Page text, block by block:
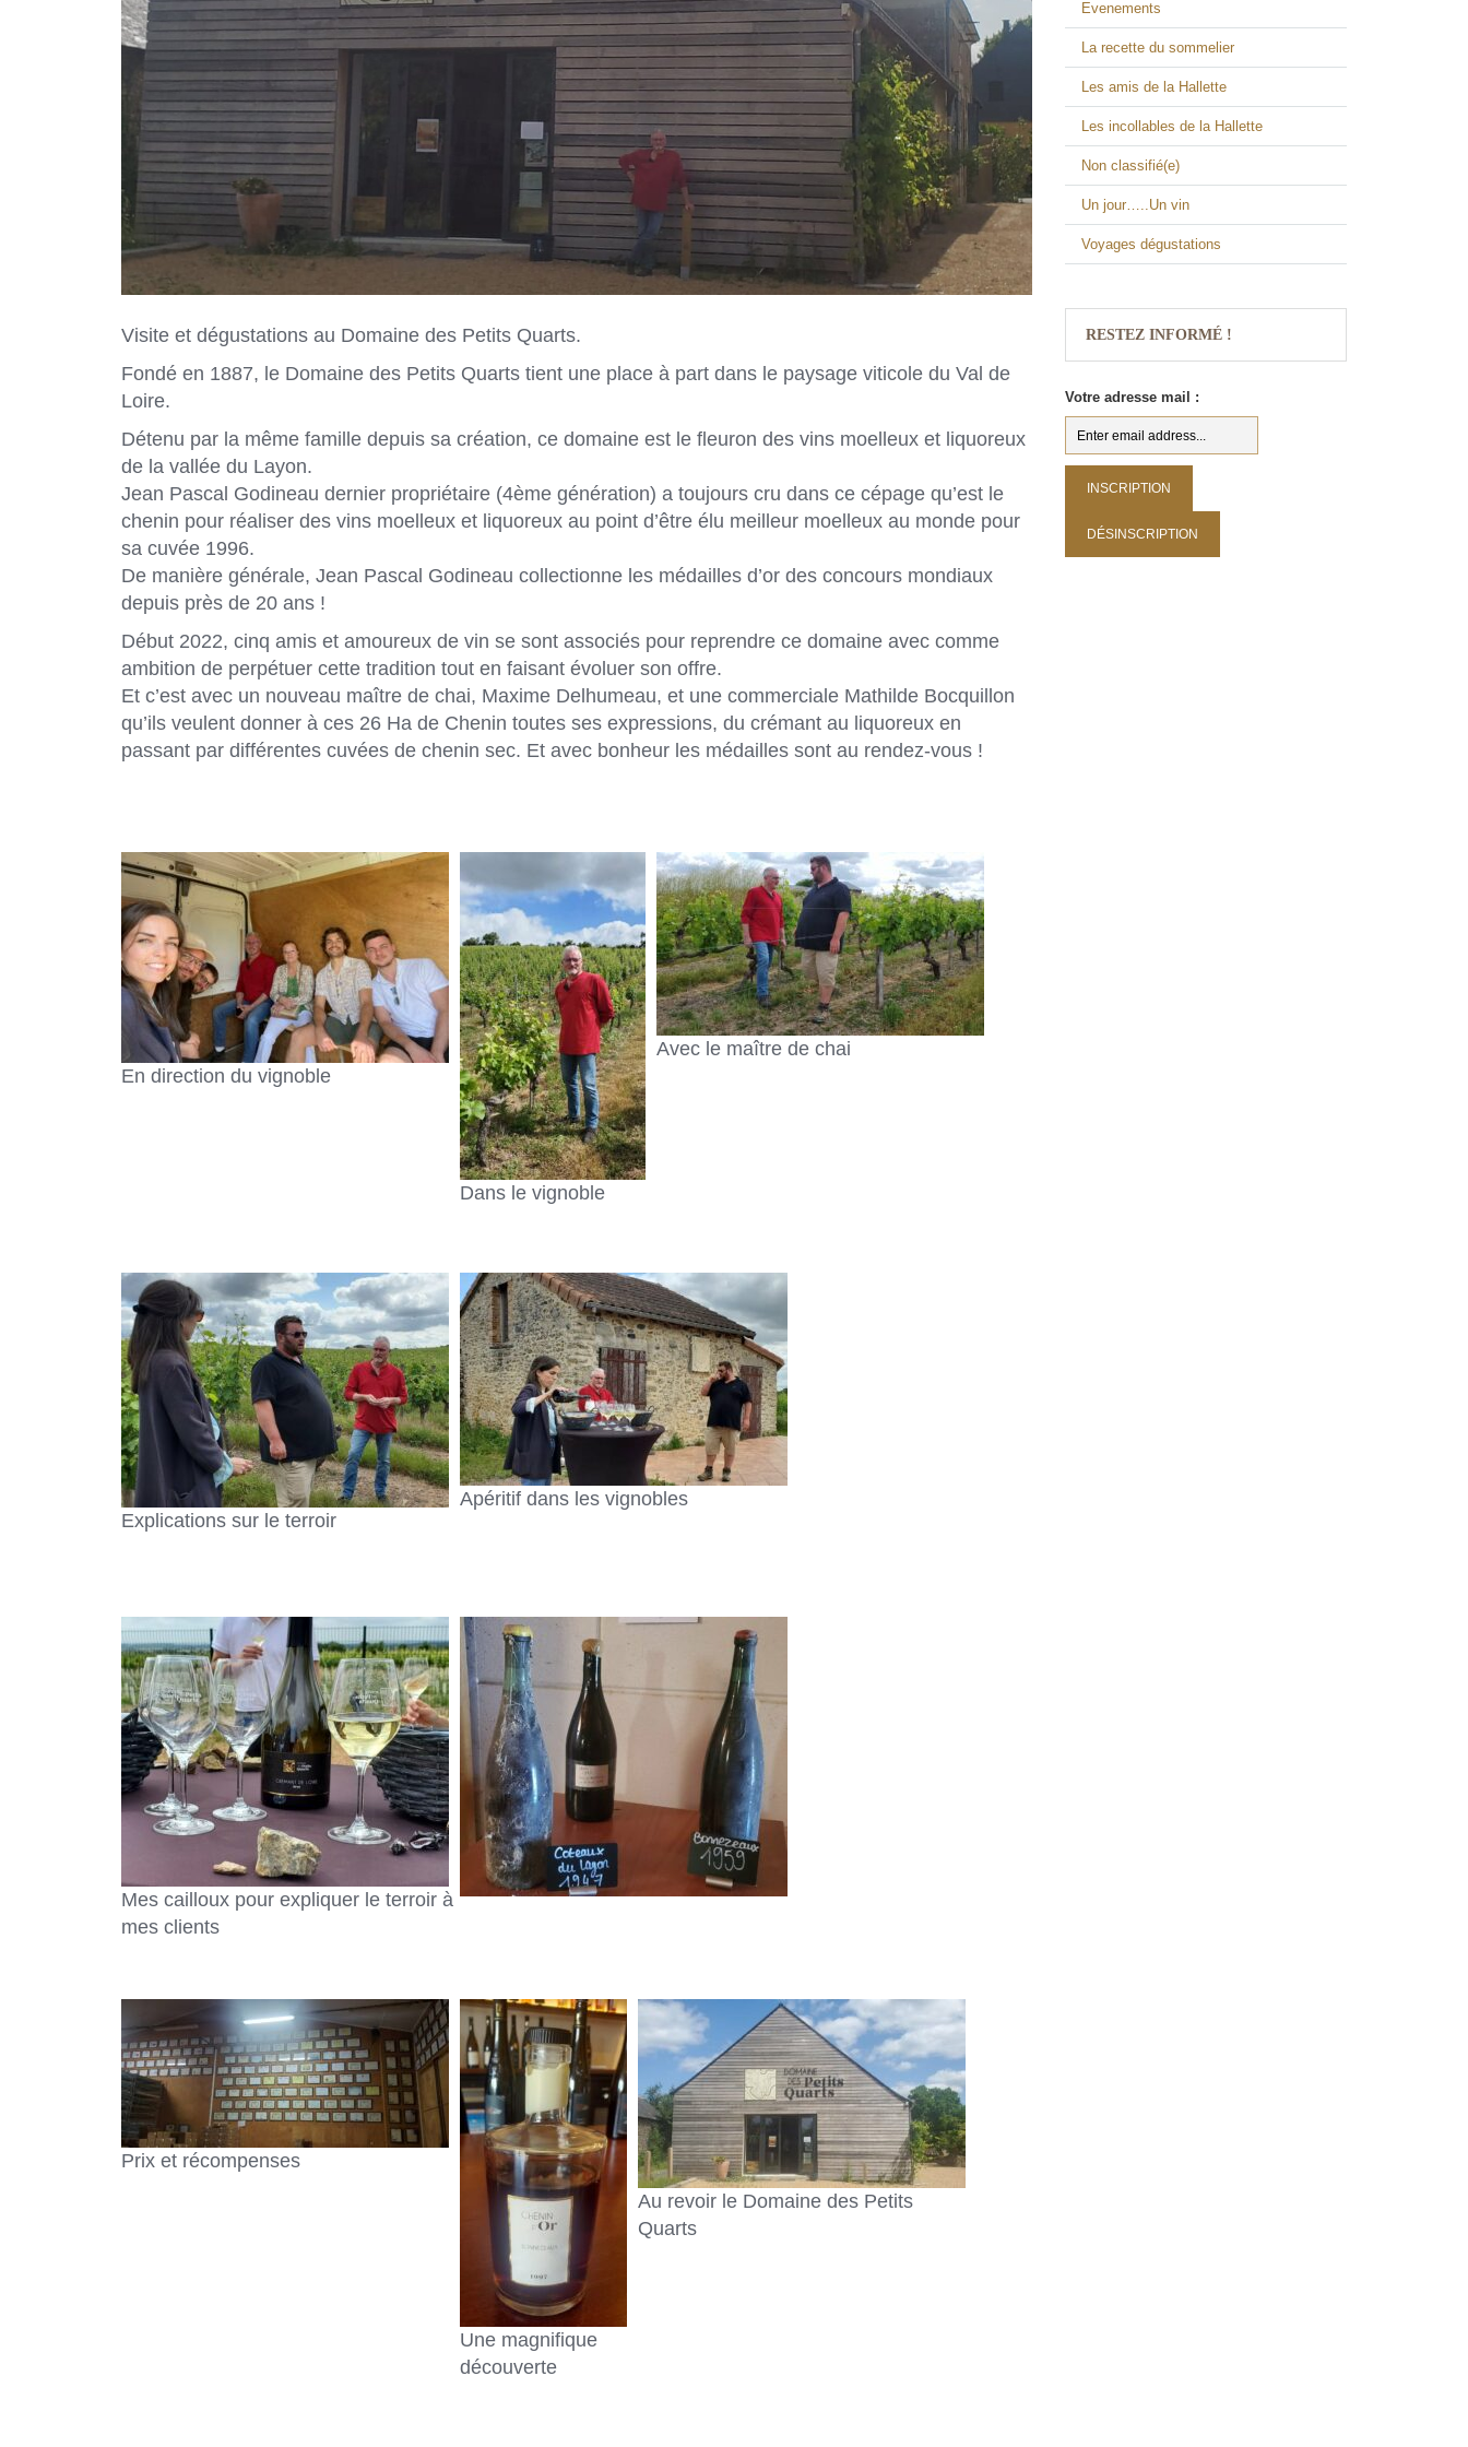
Visite et dégustations au Domaine des Petits Quarts.
Fondé en 1887, le Domaine des Petits Quarts tient une place à part dans le paysage viticole du Val de
Loire.
Détenu par la même famille depuis sa création, ce domaine est le fleuron des vins moelleux et liquoreux
de la vallée du Layon.
Jean Pascal Godineau dernier propriétaire (4ème génération) a toujours cru dans ce cépage qu’est le
chenin pour réaliser des vins moelleux et liquoreux au point d’être élu meilleur moelleux au monde pour
sa cuvée 1996.
De manière générale, Jean Pascal Godineau collectionne les médailles d’or des concours mondiaux
depuis près de 20 ans !
Début 2022, cinq amis et amoureux de vin se sont associés pour reprendre ce domaine avec comme
ambition de perpétuer cette tradition tout en faisant évoluer son offre.
Et c’est avec un nouveau maître de chai, Maxime Delhumeau, et une commerciale Mathilde Bocquillon
qu’ils veulent donner à ces 26 Ha de Chenin toutes ses expressions, du crémant au liquoreux en
passant par différentes cuvées de chenin sec. Et avec bonheur les médailles sont au rendez-vous !
En direction du vignoble
Dans le vignoble
Avec le maître de chai
Explications sur le terroir
Apéritif dans les vignobles
Mes cailloux pour expliquer le terroir à
mes clients
Prix et récompenses
Une magnifique
découverte
Au revoir le Domaine des Petits
Quarts
Evenements
La recette du sommelier
Les amis de la Hallette
Les incollables de la Hallette
Non classifié(e)
Un jour…..Un vin
Voyages dégustations
RESTEZ INFORMÉ !
Votre adresse mail :